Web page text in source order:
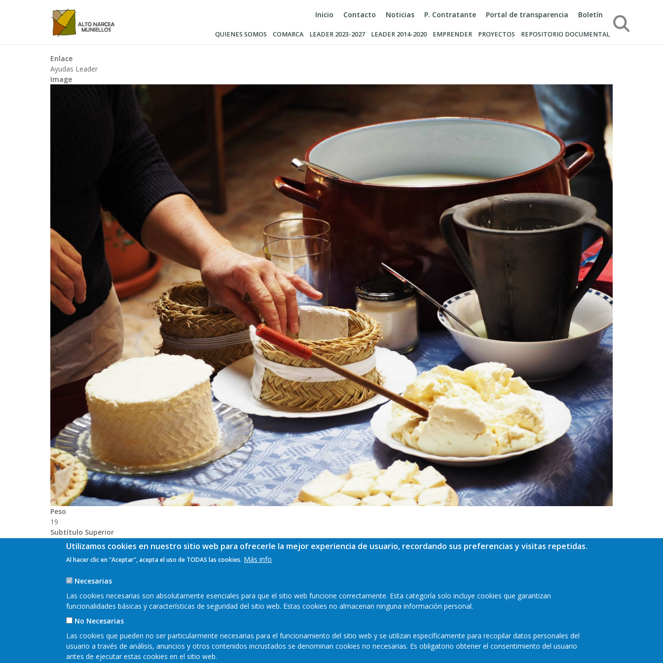
Inicio Contacto Noticias P. Contratante Portal de transparencia Boletín
QUIENES SOMOS COMARCA LEADER 2023-2027 LEADER 2014-2020 EMPRENDER PROYECTOS REPOSITORIO DOCUMENTAL
Búsqueda
Enlace
Ayudas Leader
Image
Peso
19
Subtítulo Superior
LEADER 2023-2027
Utilizamos cookies en nuestro sitio web para ofrecerle la mejor experiencia de usuario, recordando sus preferencias y visitas repetidas.
Al hacer clic en "Aceptar", acepta el uso de TODAS las cookies. Más info
Necesarias
Las cookies necesarias son absolutamente esenciales para que el sitio web funcione correctamente. Esta categoría solo incluye cookies que garantizan
funcionalidades básicas y características de seguridad del sitio web. Estas cookies no almacenan ninguna información personal.
No Necesarias
Las cookies que pueden no ser particularmente necesarias para el funcionamiento del sitio web y se utilizan específicamente para recopilar datos personales del
usuario a través de análisis, anuncios y otros contenidos incrustados se denominan cookies no necesarias. Es obligatorio obtener el consentimiento del usuario
antes de ejecutar estas cookies en el sitio web.